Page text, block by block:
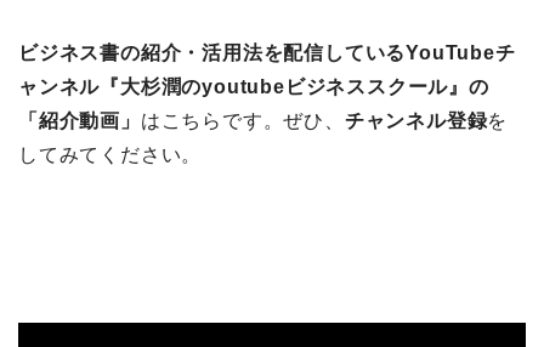
ビジネス書の紹介・活用法を配信しているYouTubeチ
ャンネル『大杉潤のyoutubeビジネススクール』の
「紹介動画」 はこちらです。ぜひ、 チャンネル登録を
してみてください。